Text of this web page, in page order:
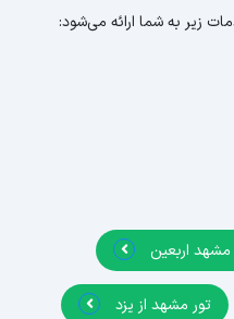
زیر به شما ارائه می‌شود:
مشهد اربعین
تور مشهد از یزد